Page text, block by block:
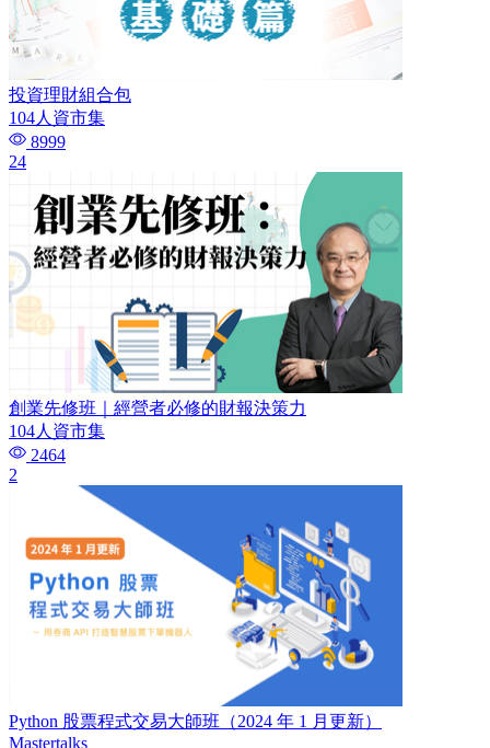
投資理財組合包
104人資市集
8999
24
創業先修班｜經營者必修的財報決策力
104人資市集
2464
2
Python 股票程式交易大師班（2024 年 1 月更新）
Mastertalks